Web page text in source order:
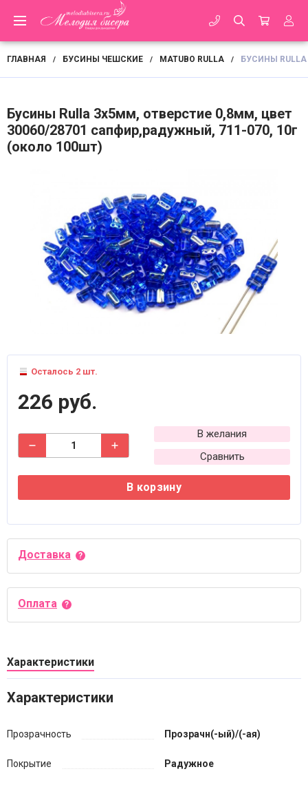
ГЛАВНАЯ / БУСИНЫ ЧЕШСКИЕ / MATUBO RULLA / БУСИНЫ
Бусины Rulla 3х5мм, отверстие 0,8мм, цвет
30060/28701 сапфир,радужный, 711-070, 10г
(около 100шт)
Осталось 2 шт.
226 руб.
В желания
Сравнить
В корзину
Доставка
Оплата
Характеристики
Характеристики
Прозрачность Прозрачн(-ый)/(-ая)
Покрытие Радужное